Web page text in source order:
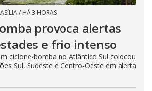
/ HÁ 3 HORAS
provoca alertas
e frio intenso
ciclone-bomba no Atlântico Sul colocou
Sul, Sudeste e Centro-Oeste em alerta